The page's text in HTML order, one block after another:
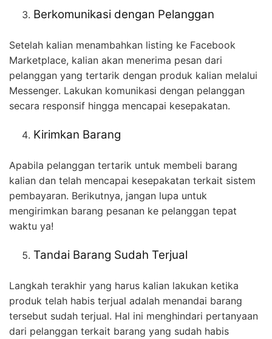
Berkomunikasi dengan Pelanggan
Setelah kalian menambahkan listing ke Facebook
Marketplace, kalian akan menerima pesan dari
pelanggan yang tertarik dengan produk kalian melalui
Messenger. Lakukan komunikasi dengan pelanggan
secara responsif hingga mencapai kesepakatan.
Kirimkan Barang
Apabila pelanggan tertarik untuk membeli barang
kalian dan telah mencapai kesepakatan terkait sistem
pembayaran. Berikutnya, jangan lupa untuk
mengirimkan barang pesanan ke pelanggan tepat
waktu ya!
Tandai Barang Sudah Terjual
Langkah terakhir yang harus kalian lakukan ketika
produk telah habis terjual adalah menandai barang
tersebut sudah terjual. Hal ini menghindari pertanyaan
dari pelanggan terkait barang yang sudah habis